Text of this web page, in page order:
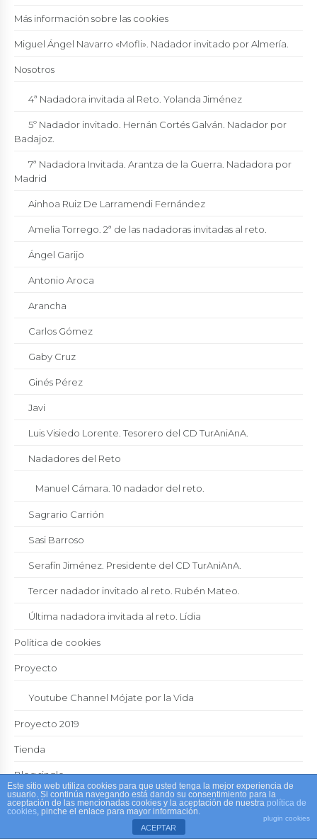
Más información sobre las cookies
Miguel Ángel Navarro «Mofli». Nadador invitado por Almería.
Nosotros
4ª Nadadora invitada al Reto. Yolanda Jiménez
5º Nadador invitado. Hernán Cortés Galván. Nadador por
Badajoz.
7ª Nadadora Invitada. Arantza de la Guerra. Nadadora por
Madrid
Ainhoa Ruiz De Larramendi Fernández
Amelia Torrego. 2ª de las nadadoras invitadas al reto.
Ángel Garijo
Antonio Aroca
Arancha
Carlos Gómez
Gaby Cruz
Ginés Pérez
Javi
Luis Visiedo Lorente. Tesorero del CD TurAniAnA.
Nadadores del Reto
Manuel Cámara. 10 nadador del reto.
Sagrario Carrión
Sasi Barroso
Serafín Jiménez. Presidente del CD TurAniAnA.
Tercer nadador invitado al reto. Rubén Mateo.
Última nadadora invitada al reto. Lídia
Política de cookies
Proyecto
Youtube Channel Mójate por la Vida
Proyecto 2019
Tienda
Blog single
Este sitio web utiliza cookies para que usted tenga la mejor experiencia de
usuario. Si continúa navegando está dando su consentimiento para la
aceptación de las mencionadas cookies y la aceptación de nuestra política de
cookies, pinche el enlace para mayor información.
plugin cookies
ACEPTAR